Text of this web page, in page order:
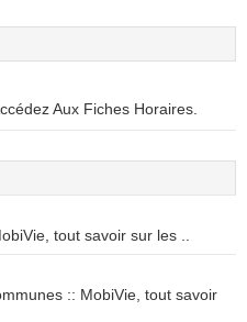
Aux Fiches Horaires.
tout savoir sur les ..
:: MobiVie, tout savoir